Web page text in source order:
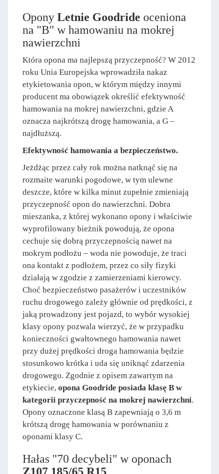
Opony Letnie Goodride oceniona
na "B" w hamowaniu na mokrej
nawierzchni
Która opona ma najlepszą przyczepność? W 2012
roku Unia Europejska wprowadziła nakaz
etykietowania opon, w którym między innymi
producent ma obowiązek określić efektywność
hamowania na mokrej nawierzchni, gdzie A
oznacza najkrótszą drogę hamowania, a G –
najdłuższą.
Efektywność hamowania a bezpieczeństwo.
Jeżdżąc przez cały rok można natknąć się na
rozmaite warunki pogodowe, w tym ulewne
deszcze, które w kilka minut zupełnie zmieniają
przyczepność opon do nawierzchni. Dobra
mieszanka, z której wykonano opony i właściwie
wyprofilowany bieżnik powodują, że opona
cechuje się dobrą przyczepnością nawet na
mokrym podłożu – woda nie powoduje, że traci
ona kontakt z podłożem, przez co siły fizyki
działają w zgodzie z zamierzeniami kierowcy.
Choć bezpieczeństwo pasażerów i uczestników
ruchu drogowego zależy głównie od prędkości, z
jaką prowadzony jest pojazd, to wybór wysokiej
klasy opony pozwala wierzyć, że w przypadku
konieczności gwałtownego hamowania nawet
przy dużej prędkości droga hamowania będzie
stosunkowo krótka i uda się uniknąć zdarzenia
drogowego. Zgodnie z opisem zawartym na
etykiecie, opona Goodride posiada klasę B w
kategorii przyczepność na mokrej nawierzchni.
Opony oznaczone klasą B zapewniają o 3,6 m
krótszą drogę hamowania w porównaniu z
oponami klasy C.
Hałas "70 decybeli" w oponach